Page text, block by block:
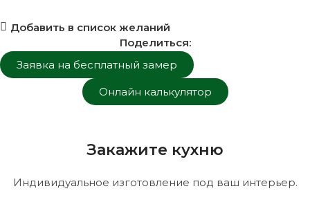
Добавить в список желаний
Поделиться:
Заявка на бесплатный замер
Онлайн калькулятор
Закажите кухню
Индивидуальное изготовление под ваш интерьер.